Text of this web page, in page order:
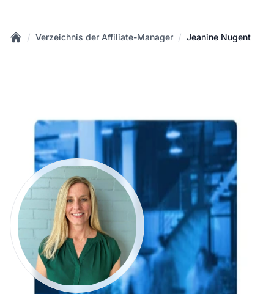
/ Verzeichnis der Affiliate-Manager / Jeanine Nugent